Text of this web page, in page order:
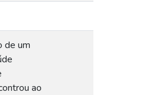
de um
ao